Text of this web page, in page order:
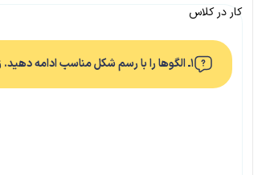
کار در کلاس
۱ـ الگوها را با رسم شکل مناسب ادامه دهید. زیر شکل‌ها تعداد مربع‌ها نشان داده شده است. آن را کامل کنید.